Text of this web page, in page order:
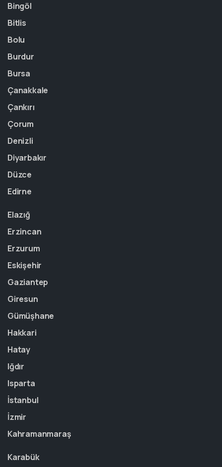
Bingöl
Bitlis
Bolu
Burdur
Bursa
Çanakkale
Çankırı
Çorum
Denizli
Diyarbakır
Düzce
Edirne
Elazığ
Erzincan
Erzurum
Eskişehir
Gaziantep
Giresun
Gümüşhane
Hakkari
Hatay
Iğdır
Isparta
İstanbul
İzmir
Kahramanmaraş
Karabük